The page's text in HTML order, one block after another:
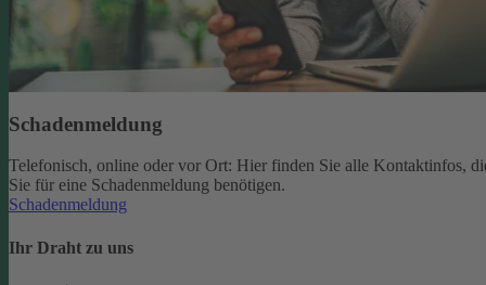
Schadenmeldung
Telefonisch, online oder vor Ort: Hier finden Sie alle Kontaktinfos,
Sie für eine Schadenmeldung benötigen.
Schadenmeldung
Ihr Draht zu uns